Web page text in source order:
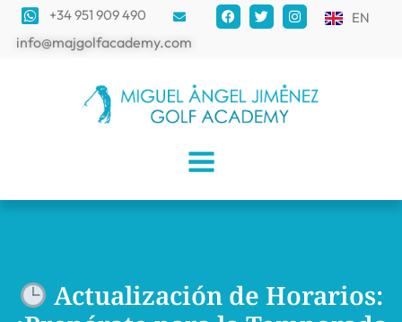
+34 951 909 490
info@majgolfacademy.com
EN
Actualización de Horarios: